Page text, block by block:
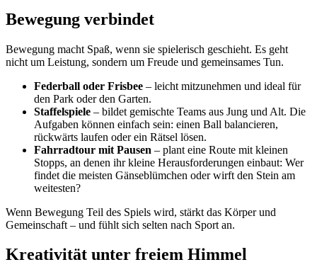
Bewegung verbindet
Bewegung macht Spaß, wenn sie spielerisch geschieht. Es geht
nicht um Leistung, sondern um Freude und gemeinsames Tun.
Federball oder Frisbee – leicht mitzunehmen und ideal für
den Park oder den Garten.
Staffelspiele – bildet gemischte Teams aus Jung und Alt. Die
Aufgaben können einfach sein: einen Ball balancieren,
rückwärts laufen oder ein Rätsel lösen.
Fahrradtour mit Pausen – plant eine Route mit kleinen
Stopps, an denen ihr kleine Herausforderungen einbaut: Wer
findet die meisten Gänseblümchen oder wirft den Stein am
weitesten?
Wenn Bewegung Teil des Spiels wird, stärkt das Körper und
Gemeinschaft – und fühlt sich selten nach Sport an.
Kreativität unter freiem Himmel